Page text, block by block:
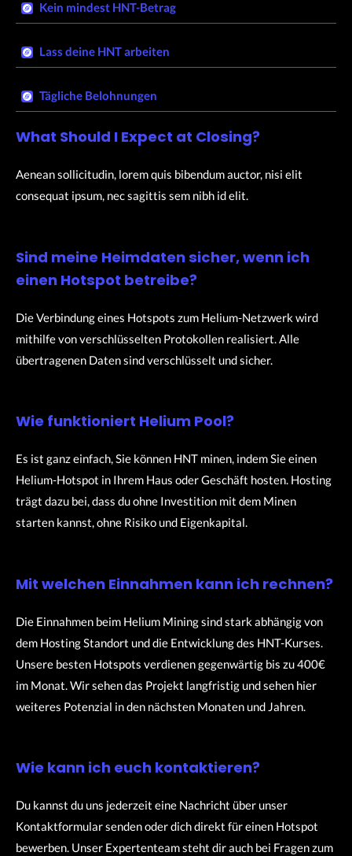
Kein mindest HNT-Betrag​
Lass deine HNT arbeiten
Tägliche Belohnungen​
What Should I Expect at Closing?
Aenean sollicitudin, lorem quis bibendum auctor, nisi elit
consequat ipsum, nec sagittis sem nibh id elit.
Sind meine Heimdaten sicher, wenn ich
einen Hotspot betreibe?
Die Verbindung eines Hotspots zum Helium-Netzwerk wird
mithilfe von verschlüsselten Protokollen realisiert. Alle
übertragenen Daten sind verschlüsselt und sicher.
Wie funktioniert Helium Pool?
Es ist ganz einfach, Sie können HNT minen, indem Sie einen
Helium-Hotspot in Ihrem Haus oder Geschäft hosten. Hosting
trägt dazu bei, dass du ohne Investition mit dem Minen
starten kannst, ohne Risiko und Eigenkapital.
Mit welchen Einnahmen kann ich rechnen?
Die Einnahmen beim Helium Mining sind stark abhängig von
dem Hosting Standort und die Entwicklung des HNT-Kurses.
Unsere besten Hotspots verdienen gegenwärtig bis zu 400€
im Monat. Wir sehen das Projekt langfristig und sehen hier
weiteres Potenzial in den nächsten Monaten und Jahren.
Wie kann ich euch kontaktieren?
Du kannst du uns jederzeit eine Nachricht über unser
Kontaktformular senden oder dich direkt für einen Hotspot
bewerben. Unser Expertenteam steht dir auch bei Fragen zum